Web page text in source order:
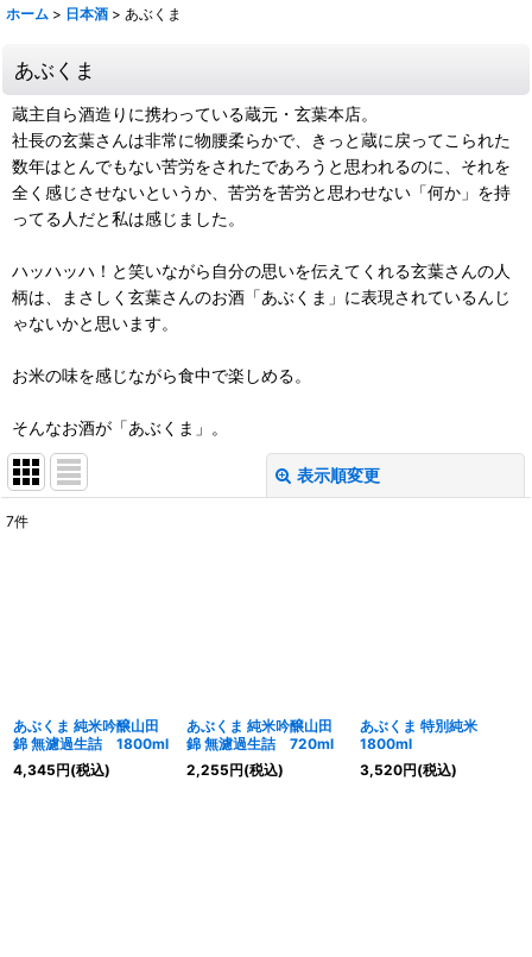
ホーム > 日本酒 > あぶくま
あぶくま
蔵主自ら酒造りに携わっている蔵元・玄葉本店。
社長の玄葉さんは非常に物腰柔らかで、きっと蔵に戻ってこられた
数年はとんでもない苦労をされたであろうと思われるのに、それを
全く感じさせないというか、苦労を苦労と思わせない「何か」を持
ってる人だと私は感じました。
ハッハッハ！と笑いながら自分の思いを伝えてくれる玄葉さんの人
柄は、まさしく玄葉さんのお酒「あぶくま」に表現されているんじ
ゃないかと思います。
お米の味を感じながら食中で楽しめる。
そんなお酒が「あぶくま」。
表示順変更
7件
あぶくま 純米吟醸山田
錦 無濾過生詰 1800ml
4,345円(税込)
あぶくま 純米吟醸山田
錦 無濾過生詰 720ml
2,255円(税込)
あぶくま 特別純米
1800ml
3,520円(税込)